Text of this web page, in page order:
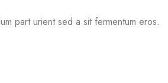
part urient sed a sit fermentum eros.